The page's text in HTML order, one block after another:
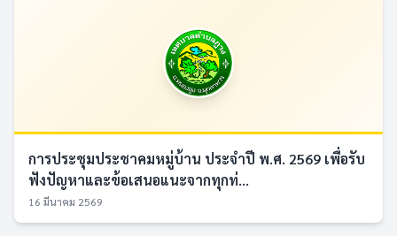
การประชุมประชาคมหมู่บ้าน ประจำปี พ.ศ. 2569 เพื่อรับ
ฟังปัญหาและข้อเสนอแนะจากทุกท่...
16 มีนาคม 2569